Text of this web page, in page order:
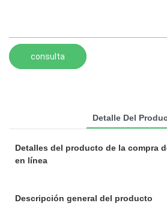
consulta
Detalle Del
Detalles del producto de la compra
en línea
Descripción general del producto